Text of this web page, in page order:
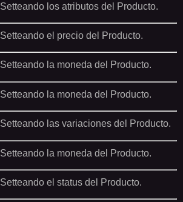
Setteando los atributos del Producto.
Setteando el precio del Producto.
Setteando la moneda del Producto.
Setteando la moneda del Producto.
Setteando las variaciones del Producto.
Setteando la moneda del Producto.
Setteando el status del Producto.